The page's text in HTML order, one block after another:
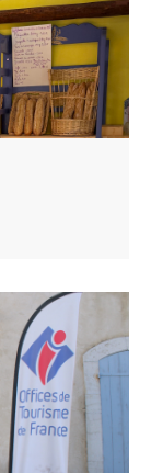
de la Palud-
village, dans
une étape
séjour dans